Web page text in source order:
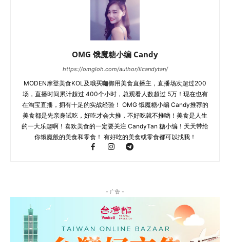
OMG 饿魔糖小编 Candy
https://omgloh.com/author/ilcandytan/
MODEN摩登美食KOL及哦买咖御用美食直播主，直播场次超过200
场，直播时间累计超过 400个小时，总观看人数超过 5万！现在也有
在淘宝直播，拥有十足的实战经验！ OMG 饿魔糖小编 Candy推荐的
美食都是先亲身试吃，好吃才会大推，不好吃就不推哟！美食是人生
的一大乐趣啊！喜欢美食的一定要关注 CandyTan 糖小编！天天带给
你饿魔般的美食和零食！ 有好吃的美食或零食都可以找我！
- 广告 -